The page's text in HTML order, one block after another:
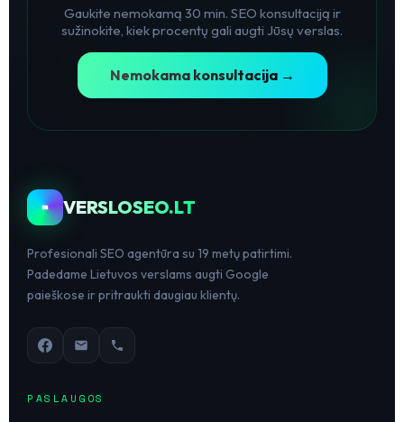
Gaukite nemokamą 30 min. SEO konsultaciją ir
sužinokite, kiek procentų gali augti Jūsų verslas.
Nemokama konsultacija →
VERSLOSEO.LT
Profesionali SEO agentūra su 19 metų patirtimi.
Padedame Lietuvos verslams augti Google
paieškose ir pritraukti daugiau klientų.
PASLAUGOS